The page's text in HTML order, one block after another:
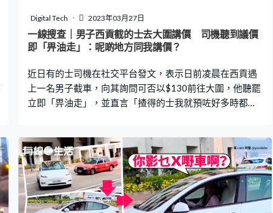
猛咁呠」。的士司機其後更返回的士車廂，用手機拍攝並
不斷用粗口怒罵巴士車長，並聲稱的士出現故障無法駛
走，「我依家壞車啊。」 整條接近2分半鐘的影片中，的
不滿之處。他稱停泊的位置雖然
Digital Tech 2023年03月27日
一線搜查｜男子西貢截的士去大圍講價 司機聽到議價
即「畀油走」：呢啲地方同我講價？
近日有的士司機在社交平台發文，表示日前凌晨在西貢遇
上一名男子截車，向其詢問可否以$130前往大圍，他聽罷
立即「畀油走」，並直言「揸得的士我就預咗好多時都吉
好多無賴」、「窮就坐小巴啦」，不過亦有人質疑司機是
否屬拒載。 更多熱門文章： 自費檢測站3.22起僅餘5個
地點、開放時間一覽 預約檢測3大常見Q&A特區護照續
期申請 6大常見錯誤 入境處提醒不少人照片規格不符｜
附申請教學的士司機20秒連犯3錯 車門都未閂就向前